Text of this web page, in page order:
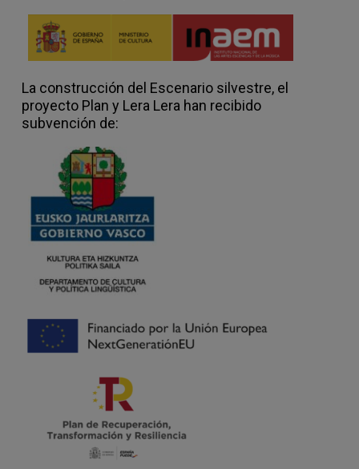
La construcción del Escenario silvestre, el
proyecto Plan y Lera Lera han recibido
subvención de: